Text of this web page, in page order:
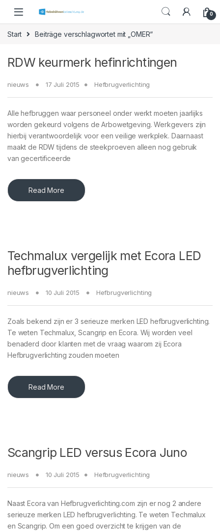
0
Start Beiträge verschlagwortet mit „OMER“
RDW keurmerk hefinrichtingen
nieuws 17 Juli 2015 Hefbrugverlichting
Alle hefbruggen waar personeel onder werkt moeten jaarlijks
worden gekeurd volgens de Arbowetgeving. Werkgevers zijn
hierbij verantwoordelijk voor een veilige werkplek. Daarnaast
maakt de RDW tijdens de steekproeven alleen nog gebruik
van gecertificeerde
Read More
Techmalux vergelijk met Ecora LED
hefbrugverlichting
nieuws 10 Juli 2015 Hefbrugverlichting
Zoals bekend zijn er 3 serieuze merken LED hefbrugverlichting.
Te weten Techmalux, Scangrip en Ecora. Wij worden veel
benaderd door klanten met de vraag waarom zij Ecora
Hefbrugverlichting zouden moeten
Read More
Scangrip LED versus Ecora Juno
nieuws 10 Juli 2015 Hefbrugverlichting
Naast Ecora van Hefbrugverlichting.com zijn er nog 2 andere
serieuze merken LED hefbrugverlichting. Te weten Techmalux
en Scangrip. Om een goed overzicht te krijgen van de